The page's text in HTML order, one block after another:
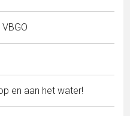
en aan het water!